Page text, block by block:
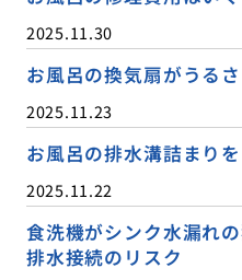
2025.11.30
お風呂の換気扇がうる
2025.11.23
お風呂の排水溝詰まり
2025.11.22
食洗機がシンク水漏れ
排水接続のリスク